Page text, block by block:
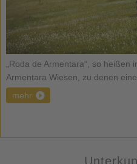
„Roda de Armentara“, so heißen
Armentara Wiesen, zu denen
mehr